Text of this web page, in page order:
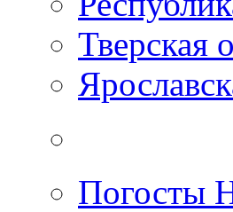
Тверская
Погосты